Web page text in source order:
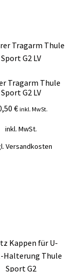
Tragarm Thule
Sport G2 LV
€ inkl. MwSt.
inkl. MwSt.
Versandkosten